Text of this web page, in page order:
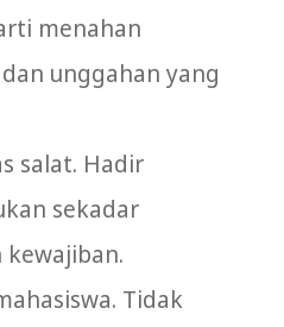
menahan
unggahan yang
salat. Hadir
sekadar
Tidak